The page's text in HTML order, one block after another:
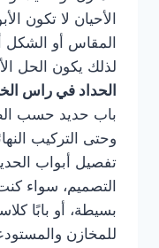
الأحيان لا تكون
المقاس أو الشكل
لذلك يكون الحل
الحداد في راس
باب حديد حسب
وحتى التركيب
تفصيل أبواب
التصميم، سواء
بسيطة، أو بابًا
للمخازن